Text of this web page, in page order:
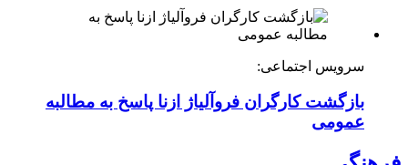
سرویس اجتماعی:
بازگشت کارگران فروآلیاژ ازنا پاسخ به مطالبه
عمومی